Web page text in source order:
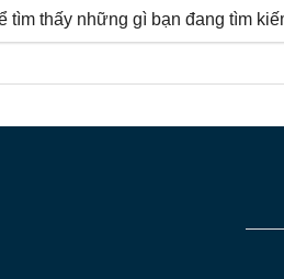
tìm thấy những gì bạn đang